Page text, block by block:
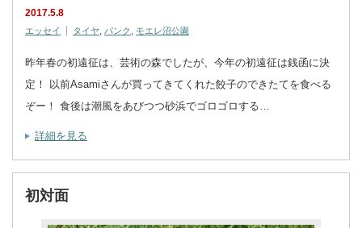
2017.5.8
エッセイ タイヤ パンク モエレ沼公園
昨年春の初遠征は、芸術の森でしたが、今年の初遠征は銭函に決
定！ 以前Asamiさんが買ってきてくれた餃子のできたてを食べる
ぞー！ 食後は潮風をあびつつ砂浜でゴロゴロする…
詳細を見る
初対面